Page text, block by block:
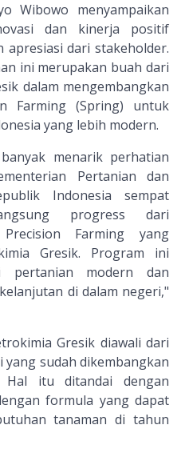
Wibowo menyampaikan
dan kinerja positif
apresiasi dari stakeholder.
ini merupakan buah dari
dalam mengembangkan
Farming (Spring) untuk
yang lebih modern.
menarik perhatian
Pertanian dan
Indonesia sempat
progress dari
Farming yang
Gresik. Program ini
pertanian modern dan
di dalam negeri,"
Gresik diawali dari
sudah dikembangkan
itu ditandai dengan
formula yang dapat
tanaman di tahun